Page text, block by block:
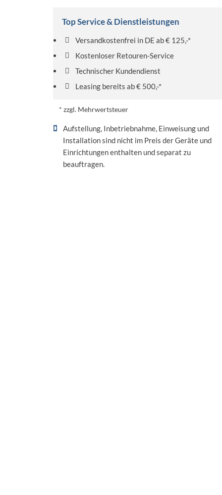
Top Service & Dienstleistungen
Versandkostenfrei in DE ab € 125,-*
Kostenloser Retouren-Service
Technischer Kundendienst
Leasing bereits ab € 500,-*
* zzgl. Mehrwertsteuer
Aufstellung, Inbetriebnahme, Einweisung und
Installation sind nicht im Preis der Geräte und
Einrichtungen enthalten und separat zu
beauftragen.